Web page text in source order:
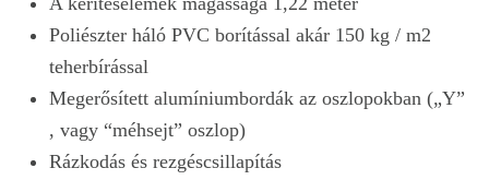
Poliészter háló PVC borítással akár 150 kg / m2
teherbírással
Megerősített alumíniumbordák az oszlopokban („Y”
, vagy “méhsejt” oszlop)
Rázkodás és rezgéscsillapítás